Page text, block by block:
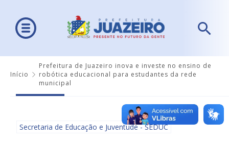
Início
Prefeitura de Juazeiro inova e investe no ensino de
robótica educacional para estudantes da rede
municipal
Secretaria de Educação e Juventude - SEDUC